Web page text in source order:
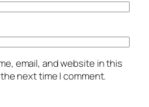
email, and website in this
next time I comment.